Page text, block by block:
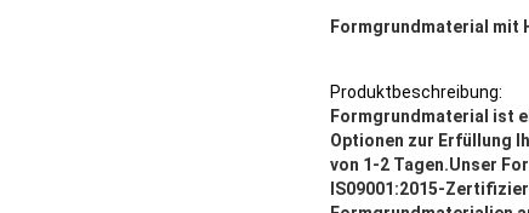
Formgrundmaterial mit
Produktbeschreibung:
Formgrundmaterial ist
Optionen zur Erfüllung
von 1-2 Tagen.Unser
IS09001:2015-